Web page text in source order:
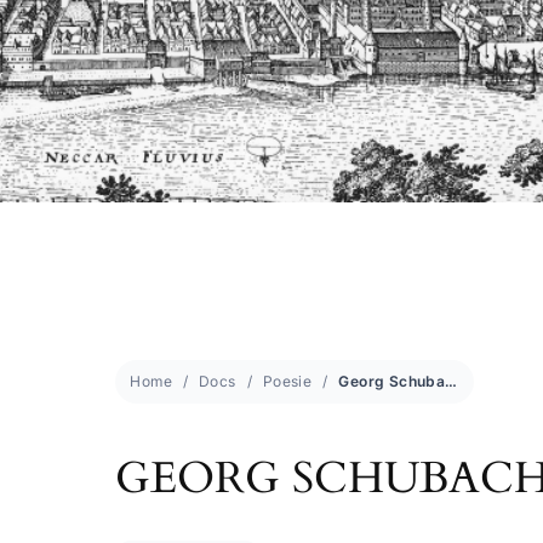
Home Docs Poesie Georg Schubach
GEORG